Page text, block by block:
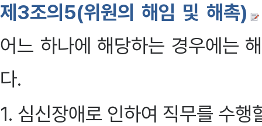
제3조의5(위원의 해임 및 해촉)
어느 하나에 해당하는 경우에는
다.
1. 심신장애로 인하여 직무를 수행